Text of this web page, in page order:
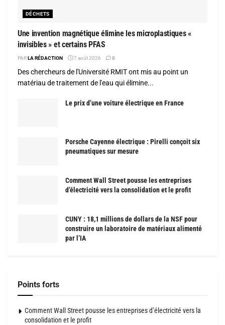
DÉCHETS
Une invention magnétique élimine les microplastiques «
invisibles » et certains PFAS
PARLA RÉDACTION 7 août 2026 0
Des chercheurs de l'Université RMIT ont mis au point un
matériau de traitement de l'eau qui élimine...
Le prix d’une voiture électrique en France
Porsche Cayenne électrique : Pirelli conçoit six
pneumatiques sur mesure
Comment Wall Street pousse les entreprises
d’électricité vers la consolidation et le profit
CUNY : 18,1 millions de dollars de la NSF pour
construire un laboratoire de matériaux alimenté
par l’IA
Points forts
Comment Wall Street pousse les entreprises d’électricité vers la
consolidation et le profit